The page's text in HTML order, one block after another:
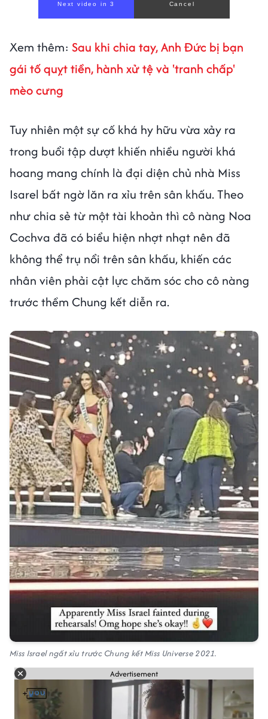
Next video in 1 Cancel
Xem thêm: Sau khi chia tay, Anh Đức bị bạn
gái tố quỵt tiền, hành xử tệ và 'tranh chấp'
mèo cưng
Tuy nhiên một sự cố khá hy hữu vừa xảy ra
trong buổi tập dượt khiến nhiều người khá
hoang mang chính là đại diện chủ nhà Miss
Isarel bất ngờ lăn ra xỉu trên sân khấu. Theo
như chia sẻ từ một tài khoản thì cô nàng Noa
Cochva đã có biểu hiện nhợt nhạt nên đã
không thể trụ nổi trên sân khấu, khiến các
nhân viên phải cật lực chăm sóc cho cô nàng
trước thềm Chung kết diễn ra.
Miss Israel ngất xỉu trước Chung kết Miss Universe 2021.
Advertisement